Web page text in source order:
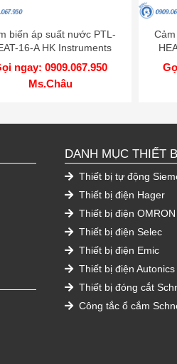
biến áp suất nước PTL-
16-A HK Instruments
ngay: 0909.067.950
Ms.Châu
DANH MỤC THIẾT
Thiết bị tự động
Thiết bị điện Hager
Thiết bị điện OMRON
Thiết bị điện Selec
Thiết bị điện Emic
Thiết bị điện Autonics
Thiết bị đóng cắt
Công tắc ổ cắm